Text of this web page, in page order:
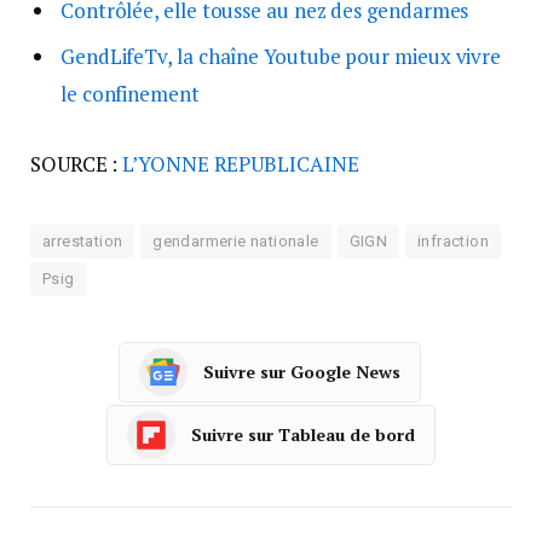
Contrôlée, elle tousse au nez des gendarmes
GendLifeTv, la chaîne Youtube pour mieux vivre
le confinement
SOURCE :L’YONNE REPUBLICAINE
arrestation gendarmerie nationale GIGN infraction
Psig
Suivre sur Google News
Suivre sur Tableau de bord